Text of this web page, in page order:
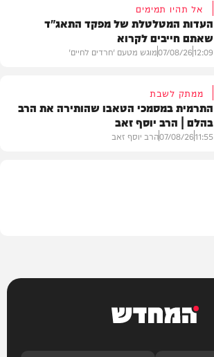
אל תהיו תמימים
העדות המטלטלת של מפקד התאג"ד
שאתם חייבים לקרוא
12:09
07/08/26מוגש מטעם 'חרדים לחיים'
ממתק לשבת
התרמית במסמכי הטאבו שהותירה את הרב
בהלם | הרב יוסף זאב
11:55
07/08/26הרב יוסף זאב
המחדש